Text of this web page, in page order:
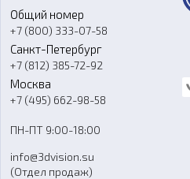
Программное обеспечение
Ремонт и услуги
О компании
Контакты
Гос. закупки
Стать дилером
Блог
FAQ
Общий номер
+7 (800) 333-07-58
Санкт-Петербург
+7 (812) 385-72-92
Москва
+7 (495) 662-98-58
ПН-ПТ 9:00-18:00
info@3dvision.su
(Отдел продаж)